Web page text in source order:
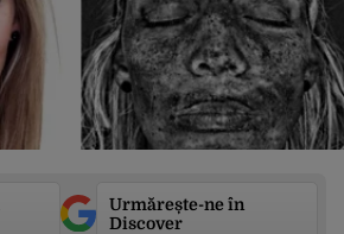
Urmărește-ne în
Discover